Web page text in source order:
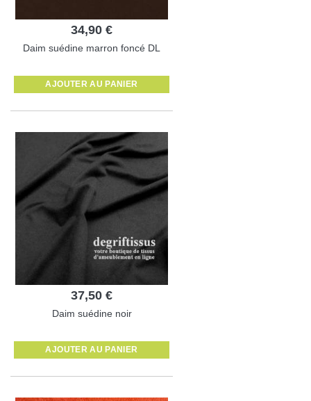
34,90 €
Daim suédine marron foncé DL
AJOUTER AU PANIER
37,50 €
Daim suédine noir
AJOUTER AU PANIER